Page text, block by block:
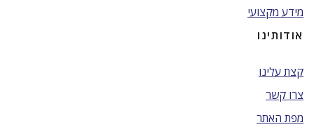
מידע מקצועי
אודותינו
קצת עלינו
צרו קשר
מפת האתר